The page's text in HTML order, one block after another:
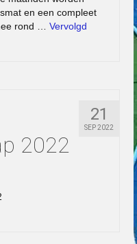
en een compleet
rond … Vervolgd
21
SEP 2022
2022